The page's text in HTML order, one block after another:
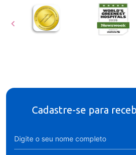
Cadastre-se para